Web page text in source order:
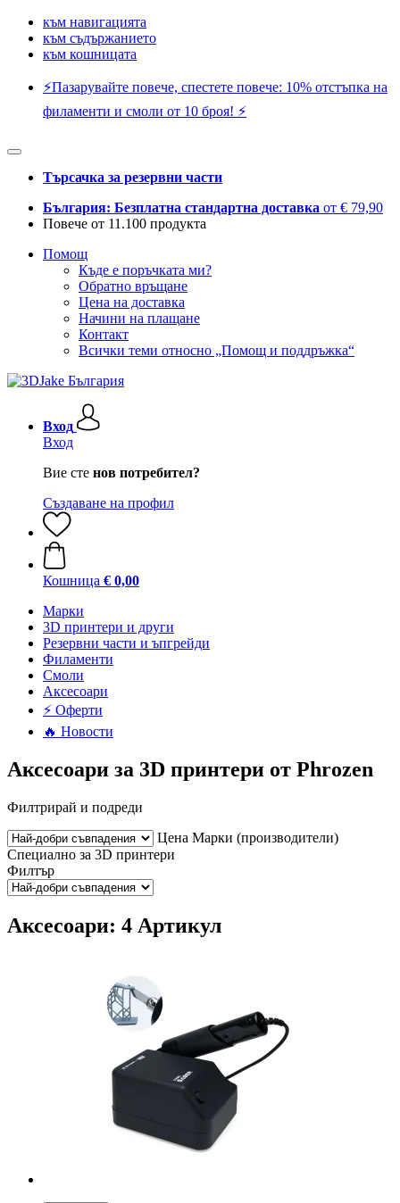
към навигацията
към съдържанието
към кошницата
⚡️Пазарувайте повече, спестете повече: 10% отстъпка на
филаменти и смоли от 10 броя! ⚡️
Търсачка за резервни части
България: Безплатна стандартна доставка от € 79,90
Повече от 11.100 продукта
Помощ
Къде е поръчката ми?
Обратно връщане
Цена на доставка
Начини на плащане
Контакт
Всички теми относно „Помощ и поддръжка“
Вход
Вход
Вие сте нов потребител?
Създаване на профил
Кошница € 0,00
Mарки
3D принтери и други
Резервни части и ъпгрейди
Филаменти
Смоли
Аксесоари
⚡ Оферти
🔥 Новости
Аксесоари за 3D принтери от Phrozen
Филтрирай и подреди
Цена Марки (производители)
Специално за 3D принтери
Филтър
Аксесоари: 4 Артикул